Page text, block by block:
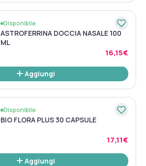
Disponibile
ASTROFERRINA DOCCIA NASALE 100
ML
16,15€
Aggiungi
Disponibile
BIO FLORA PLUS 30 CAPSULE
17,11€
Aggiungi